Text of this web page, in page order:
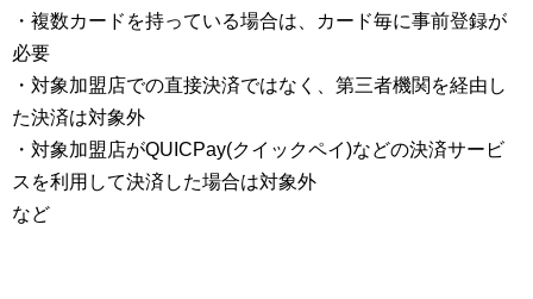
・複数カードを持っている場合は、カード毎に事前登録が
必要
・対象加盟店での直接決済ではなく、第三者機関を経由し
た決済は対象外
・対象加盟店がQUICPay(クイックペイ)などの決済サービ
スを利用して決済した場合は対象外
など